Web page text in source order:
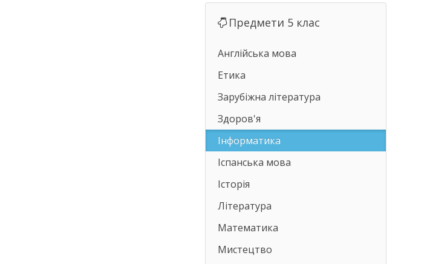
Предмети 5 клас
Англійська мова
Етика
Зарубіжна література
Здоров'я
Інформатика
Іспанська мова
Історія
Література
Математика
Мистецтво